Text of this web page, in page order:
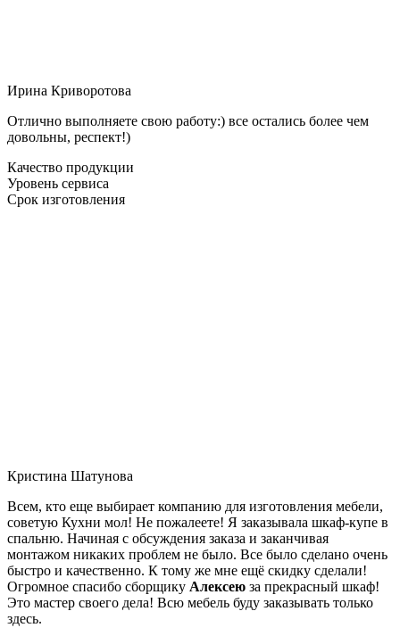
Ирина Криворотова
Отлично выполняете свою работу:) все остались более чем
довольны, респект!)
Качество продукции
Уровень сервиса
Срок изготовления
Кристина Шатунова
Всем, кто еще выбирает компанию для изготовления мебели,
советую Кухни мол! Не пожалеете! Я заказывала шкаф-купе в
спальню. Начиная с обсуждения заказа и заканчивая
монтажом никаких проблем не было. Все было сделано очень
быстро и качественно. К тому же мне ещё скидку сделали!
Огромное спасибо сборщику Алексею за прекрасный шкаф!
Это мастер своего дела! Всю мебель буду заказывать только
здесь.